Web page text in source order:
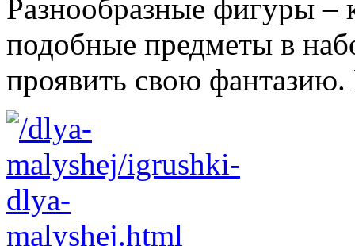
Разнообразные фигуры –
подобные предметы в
проявить свою